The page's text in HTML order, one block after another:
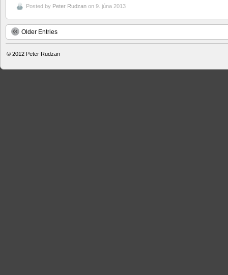
Posted by Peter Rudzan on 9. júna 2013
Older Entries
© 2012 Peter Rudzan